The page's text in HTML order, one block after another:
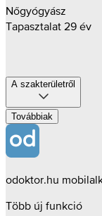
Nőgyógyász
Tapasztalat 29 év
A szakterületről
Továbbiak
odoktor.hu
Több új funkció